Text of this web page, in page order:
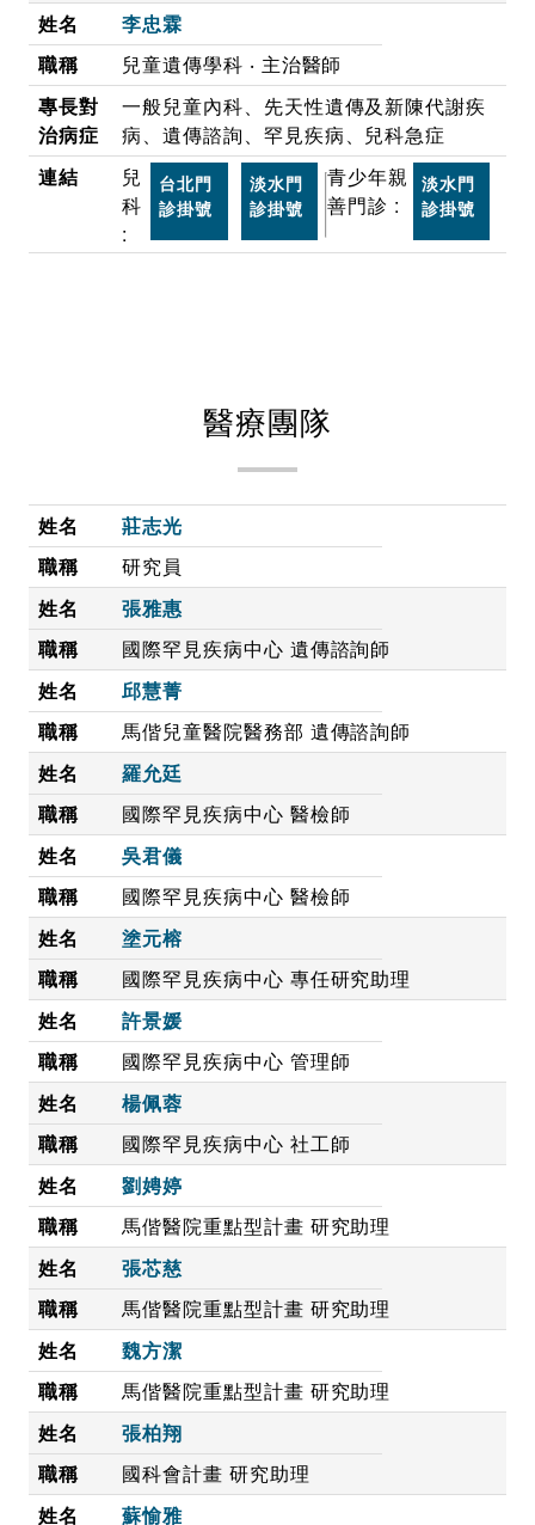
李忠霖
兒童遺傳學科 ‧ 主治醫師
一般兒童內科、先天性遺傳及新陳代謝疾
病、遺傳諮詢、罕見疾病、兒科急症
兒
科
:
台北門
診掛號
淡水門
診掛號
青少年親
善門診 :
淡水門
診掛號
醫療團隊
莊志光
研究員
張雅惠
國際罕見疾病中心 遺傳諮詢師
邱慧菁
馬偕兒童醫院醫務部 遺傳諮詢師
羅允廷
國際罕見疾病中心 醫檢師
吳君儀
國際罕見疾病中心 醫檢師
塗元榕
國際罕見疾病中心 專任研究助理
許景媛
國際罕見疾病中心 管理師
楊佩蓉
國際罕見疾病中心 社工師
劉娉婷
馬偕醫院重點型計畫 研究助理
張芯慈
馬偕醫院重點型計畫 研究助理
魏方潔
馬偕醫院重點型計畫 研究助理
張柏翔
國科會計畫 研究助理
蘇愉雅